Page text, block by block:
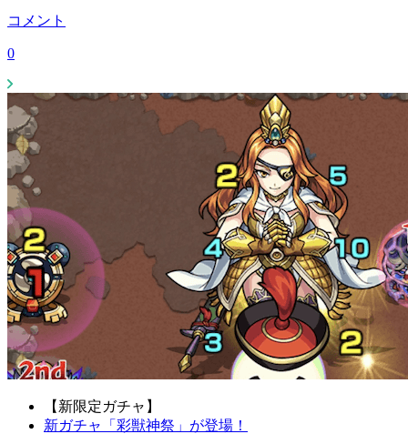
コメント
0
【新限定ガチャ】
新ガチャ「彩獣神祭」が登場！